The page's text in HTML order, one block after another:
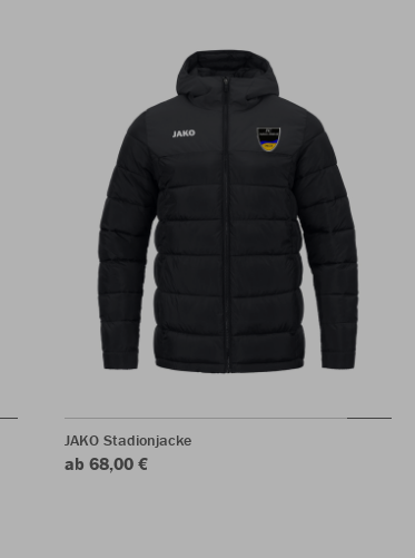
JAKO Stadionjacke
ab 68,00 €